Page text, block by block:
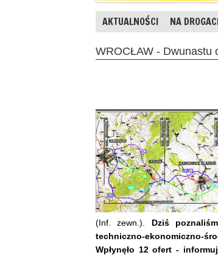
AKTUALNOŚCI NA
WROCŁAW - Dwunastu
(Inf. zewn.). Dziś
techniczno-ekonomiczno-
Wpłynęło 12 ofert -